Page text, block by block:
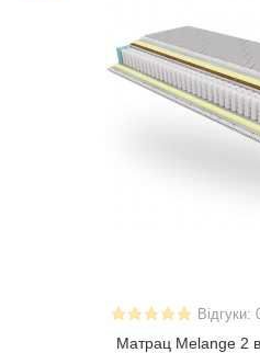
Відгуки:
Матрац Melange 2